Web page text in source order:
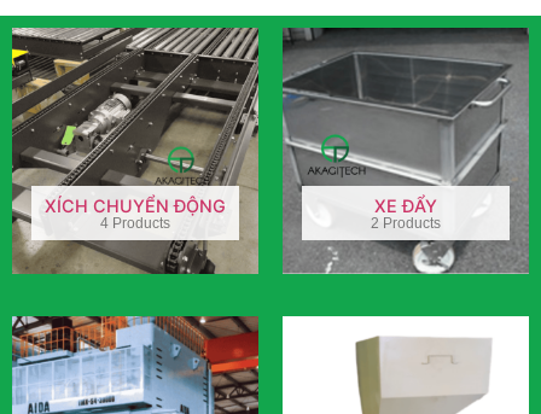
XÍCH CHUYỂN ĐỘNG
4 Products
XE ĐẨY
2 Products